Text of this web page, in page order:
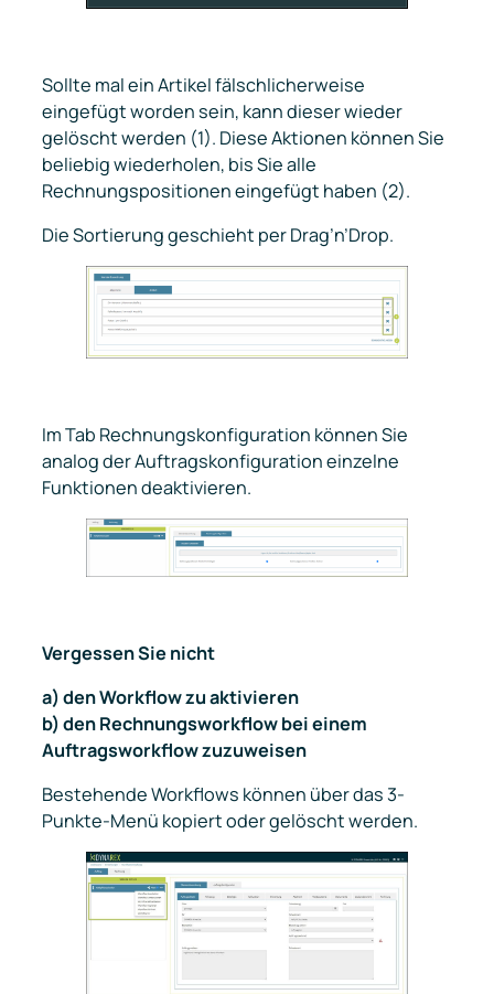
Sollte mal ein Artikel fälschlicherweise
eingefügt worden sein, kann dieser wieder
gelöscht werden (1). Diese Aktionen können Sie
beliebig wiederholen, bis Sie alle
Rechnungspositionen eingefügt haben (2).
Die Sortierung geschieht per Drag’n’Drop.
Im Tab Rechnungskonfiguration können Sie
analog der Auftragskonfiguration einzelne
Funktionen deaktivieren.
Vergessen Sie nicht
a) den Workflow zu aktivieren
b) den Rechnungsworkflow bei einem
Auftragsworkflow zuzuweisen
Bestehende Workflows können über das 3-
Punkte-Menü kopiert oder gelöscht werden.